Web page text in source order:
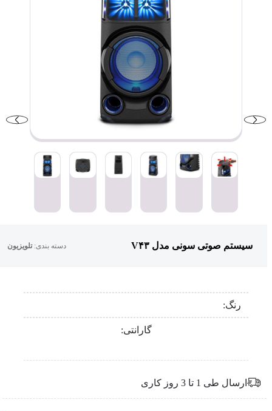
سیستم صوتی سونی مدل V۴۳ دسته بندی:تلویزیون
رنگ:
گارانتی:
ارسال طی 1 تا 3 روز کاری